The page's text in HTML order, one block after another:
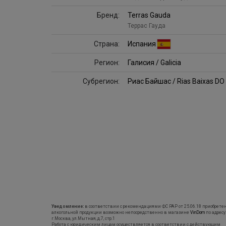
Бренд: Terras Gauda
Террас Гауда
Страна: Испания
Регион: Галисия / Galicia
Субрегион: Риас Байшас / Rias Baixas DO
Уведомление: в соответствии с рекомендациями ФС РАР от 25.06.18
алкогольной продукции возможно непосредственно в магазине VinDom по адресу:
г.Москва, ул.Мытная, д.7, стр.1
Работа с юридическим лицам осуществляется в соответствии с действующим